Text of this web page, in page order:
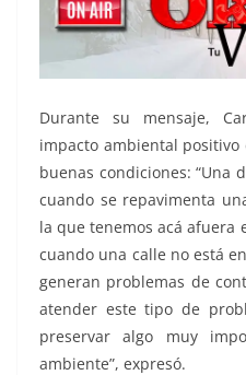
Durante su mensaje,
impacto ambiental
buenas condiciones: “Una
cuando se repavimenta
la que tenemos acá afuera
cuando una calle no está
generan problemas de
atender este tipo de
preservar algo muy
ambiente”, expresó.